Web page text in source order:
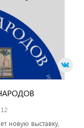
новую выставку,